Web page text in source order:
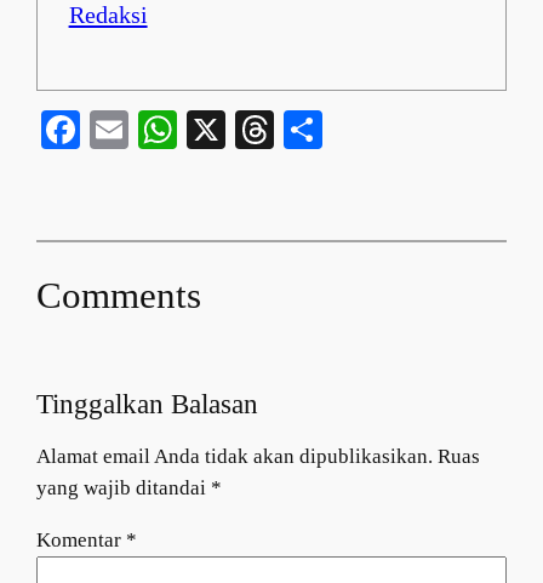
Redaksi
Facebook
EmailWhatsApp
X Threads
Comments
Tinggalkan Balasan
Alamat email Anda tidak akan dipublikasikan. Ruas
yang wajib ditandai *
Komentar *